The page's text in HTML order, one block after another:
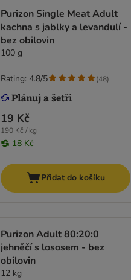
Purizon Single Meat Adult
kachna s jablky a levandulí -
bez obilovin
100 g
19 Kč
190 Kč / kg
18 Kč
Rating: 4.8/5 (48)
Přidat do košíku
Purizon Adult 80:20:0
jehněčí s lososem - bez
obilovin
12 kg